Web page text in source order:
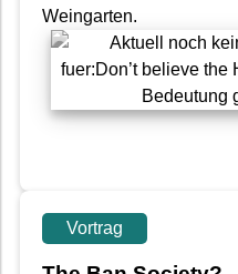
Weingarten.
Vortrag